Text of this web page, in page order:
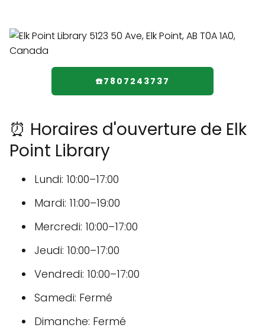
☎️7807243737
⏰ Horaires d'ouverture de Elk
Point Library
Lundi: 10:00–17:00
Mardi: 11:00–19:00
Mercredi: 10:00–17:00
Jeudi: 10:00–17:00
Vendredi: 10:00–17:00
Samedi: Fermé
Dimanche: Fermé